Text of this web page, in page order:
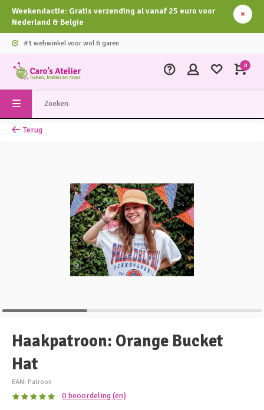
Weekendactie: Gratis verzending al vanaf 25 euro voor
Nederland & Belgie
#1 webwinkel voor wol & garen
0
Terug
Haakpatroon: Orange Bucket
Hat
EAN: Patroon
0 beoordeling (en)